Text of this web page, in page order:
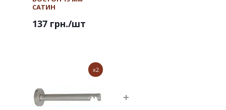
САТИН
137 грн./шт
x2